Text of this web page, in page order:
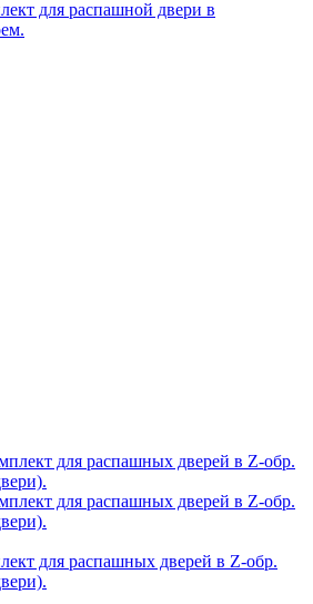
для распашной двери в
для распашных дверей в Z-обр.